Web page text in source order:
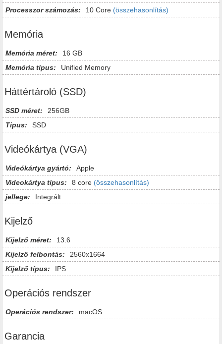
Processzor számozás:
10 Core (összehasonlítás)
Memória
Memória méret:
16 GB
Memória típus:
Unified Memory
Háttértároló (SSD)
SSD méret:
256GB
Tipus:
SSD
Videókártya (VGA)
Videókártya gyártó:
Apple
Videokártya típus:
8 core (összehasonlítás)
jellege:
Integrált
Kijelző
Kijelző méret:
13.6
Kijelző felbontás:
2560x1664
Kijelző típus:
IPS
Operációs rendszer
Operációs rendszer: macOS
Garancia